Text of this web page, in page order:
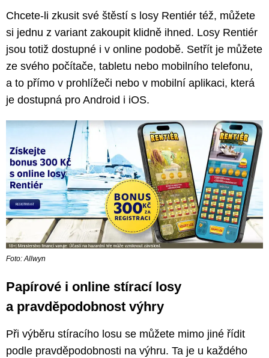
Chcete-li zkusit své štěstí s losy Rentiér též, můžete
si jednu z variant zakoupit klidně ihned. Losy Rentiér
jsou totiž dostupné i v online podobě. Setřít je můžete
ze svého počítače, tabletu nebo mobilního telefonu,
a to přímo v prohlížeči nebo v mobilní aplikaci, která
je dostupná pro Android i iOS.
Foto: Allwyn
Papírové i online stírací losy
a pravděpodobnost výhry
Při výběru stíracího losu se můžete mimo jiné řídit
podle pravděpodobnosti na výhru. Ta je u každého